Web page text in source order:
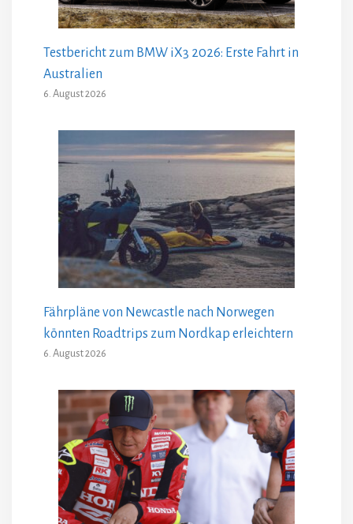
Testbericht zum BMW iX3 2026: Erste Fahrt in
Australien
6. August 2026
Fährpläne von Newcastle nach Norwegen
könnten Roadtrips zum Nordkap erleichtern
6. August 2026